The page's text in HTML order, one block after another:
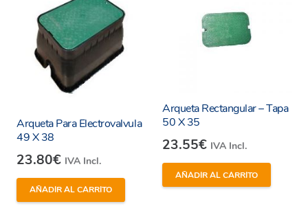
Arqueta Para Electrovalvula
49 X 38
23.80€ IVA Incl.
AÑADIR AL CARRITO
Arqueta Rectangular – Tapa
50 X 35
23.55€ IVA Incl.
AÑADIR AL CARRITO